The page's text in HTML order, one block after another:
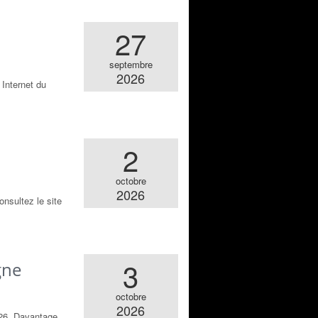
du
27
septembre
2026
le site
2
octobre
2026
3
octobre
2026